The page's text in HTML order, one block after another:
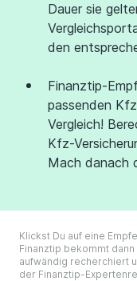
Dauer sie
den
Finanztip-
passenden
Vergleich!
Kfz-
Mach danach
Klickst Du auf eine
Finanztip bekommt
aufwändig recherchiert
der Finanztip-